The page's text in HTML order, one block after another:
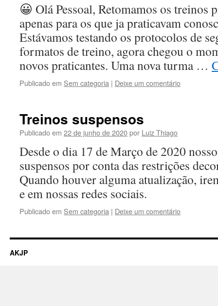
😀 Olá Pessoal, Retomamos os treinos
apenas para os que ja praticavam
Estávamos testando os protocolos de
formatos de treino, agora chegou o
novos praticantes. Uma nova turma …
Publicado em Sem categoria | Deixe um comentário
Treinos suspensos
Publicado em 22 de junho de 2020por Luiz Thiago
Desde o dia 17 de Março de 2020
suspensos por conta das restrições
Quando houver alguma atualização,
e em nossas redes sociais.
Publicado em Sem categoria | Deixe um comentário
AKJP